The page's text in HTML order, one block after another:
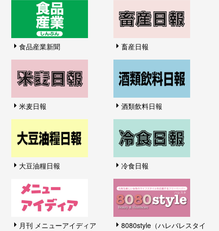
食品産業新聞 畜産日報
米麦日報 酒類飲料日報
大豆油糧日報 冷食日報
月刊 メニューアイディア
8080style（ハレバレスタイ